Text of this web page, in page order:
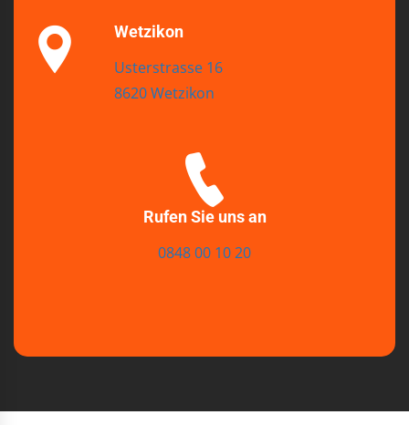
Wetzikon
Usterstrasse 16
8620 Wetzikon
Rufen Sie uns an
0848 00 10 20